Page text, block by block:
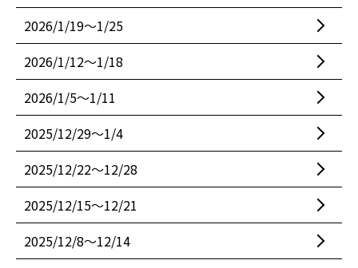
2026/1/19〜1/25
2026/1/12〜1/18
2026/1/5〜1/11
2025/12/29〜1/4
2025/12/22〜12/28
2025/12/15〜12/21
2025/12/8〜12/14